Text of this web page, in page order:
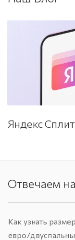
Яндекс Сплит
Отвечаем
Как узнать
евро/